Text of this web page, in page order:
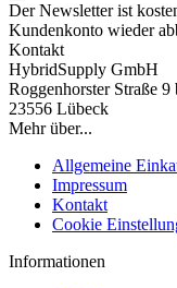
Der Newsletter ist
Kundenkonto wieder
Kontakt
HybridSupply GmbH
Roggenhorster Straße 9
23556 Lübeck
Mehr über...
Allgemeine
Impressum
Kontakt
Cookie
Informationen